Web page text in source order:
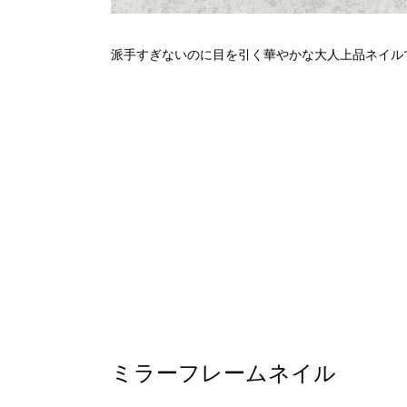
派手すぎないのに目を引く華やかな大人上品ネイ
ミラーフレームネイル